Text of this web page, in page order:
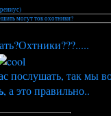
)
могут ток охотники?
послушать, так мы
, а это правильно..